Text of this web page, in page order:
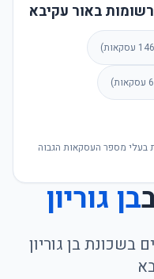
באור עקיבא
146 עסקאות)
עסקאות)
בעלי מספר העסקאות הגבוה
בן גוריון
בשכונתבן גוריון